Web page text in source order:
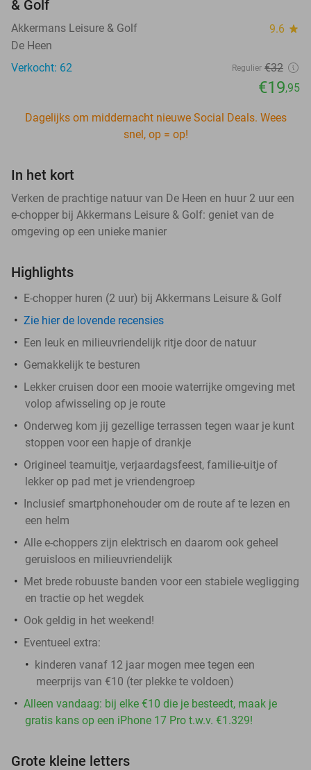
& Golf
Akkermans Leisure & Golf 9.6 star
De Heen
Verkocht: 62
Regulier €32
€19,95
Dagelijks om middernacht nieuwe Social Deals. Wees
snel, op = op!
In het kort
Verken de prachtige natuur van De Heen en huur 2 uur een
e-chopper bij Akkermans Leisure & Golf: geniet van de
omgeving op een unieke manier
Highlights
E-chopper huren (2 uur) bij Akkermans Leisure & Golf
Zie hier de lovende recensies
Een leuk en milieuvriendelijk ritje door de natuur
Gemakkelijk te besturen
Lekker cruisen door een mooie waterrijke omgeving met
volop afwisseling op je route
Onderweg kom jij gezellige terrassen tegen waar je kunt
stoppen voor een hapje of drankje
Origineel teamuitje, verjaardagsfeest, familie-uitje of
lekker op pad met je vriendengroep
Inclusief smartphonehouder om de route af te lezen en
een helm
Alle e-choppers zijn elektrisch en daarom ook geheel
geruisloos en milieuvriendelijk
Met brede robuuste banden voor een stabiele wegligging
en tractie op het wegdek
Ook geldig in het weekend!
Eventueel extra:
kinderen vanaf 12 jaar mogen mee tegen een
meerprijs van €10 (ter plekke te voldoen)
Alleen vandaag: bij elke €10 die je besteedt, maak je
gratis kans op een iPhone 17 Pro t.w.v. €1.329!
Grote kleine letters